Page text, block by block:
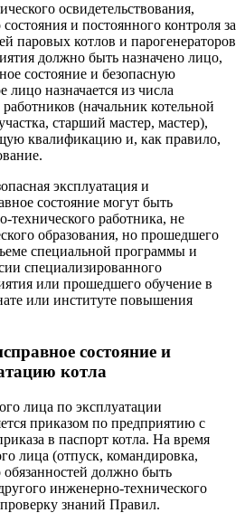
освидетельствования,
и постоянного контроля за
паровых котлов и парогенераторов
должно быть назначено лицо,
состояние и безопасную
лицо назначается из числа
(начальник котельной
старший мастер, мастер),
квалификацию и, как правило,
эксплуатация и
состояние могут быть
работника, не
образования, но прошедшего
специальной программы и
специализированного
или прошедшего обучение в
или институте повышения
состояние и
котла
лица по эксплуатации
приказом по предприятию с
в паспорт котла. На время
лица (отпуск, командировка,
обязанностей должно быть
инженерно-технического
знаний Правил.